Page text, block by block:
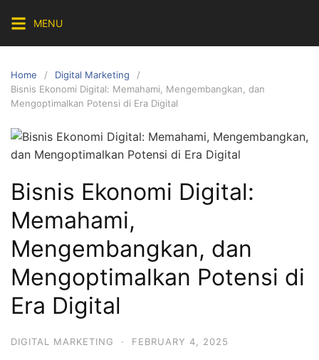
content
MENU
Home
Digital Marketing
Bisnis Ekonomi Digital: Memahami, Mengembangkan, dan
Mengoptimalkan Potensi di Era Digital
Bisnis Ekonomi Digital:
Memahami,
Mengembangkan, dan
Mengoptimalkan Potensi di
Era Digital
DIGITAL MARKETING · FEBRUARY 4, 2025